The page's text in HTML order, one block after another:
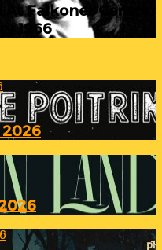
At Falkoner Centre
1966